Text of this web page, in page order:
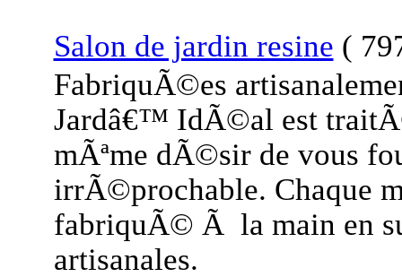
Salon de jardin resine (
FabriquÃ©es
Jardâ€™ IdÃ©al est
mÃªme dÃ©sir de vous
irrÃ©prochable. Chaque
fabriquÃ© Ã la main en
artisanales.